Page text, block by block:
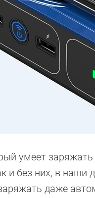
умеет
и без них, в наши
даже